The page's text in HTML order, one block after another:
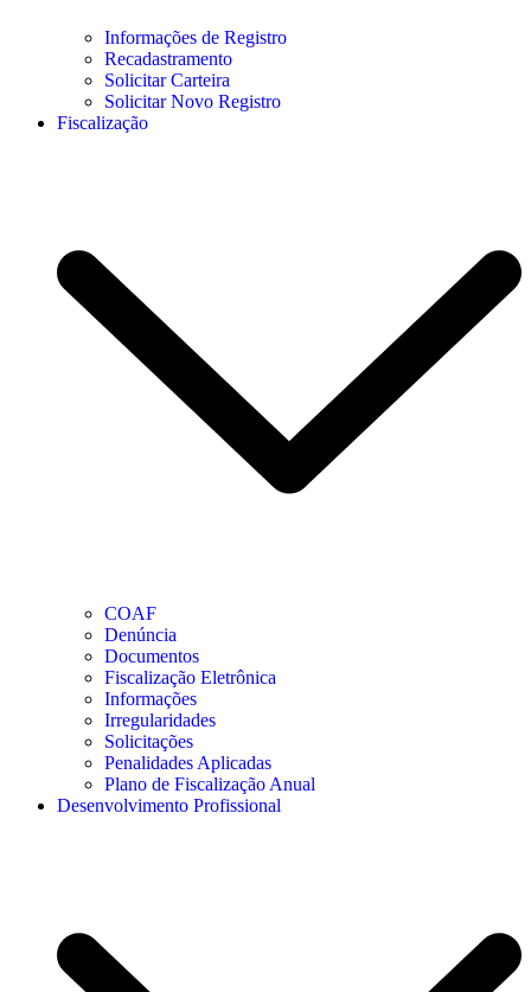
Informações de Registro
Recadastramento
Solicitar Carteira
Solicitar Novo Registro
Fiscalização
COAF
Denúncia
Documentos
Fiscalização Eletrônica
Informações
Irregularidades
Solicitações
Penalidades Aplicadas
Plano de Fiscalização Anual
Desenvolvimento Profissional